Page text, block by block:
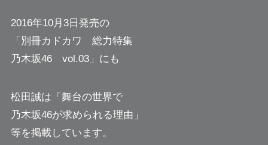
2016年10月3日発売の
「別冊カドカワ 総力特集
乃木坂46 vol.03」にも
松田誠は「舞台の世界で
乃木坂46が求められる理由」
等を掲載しています。